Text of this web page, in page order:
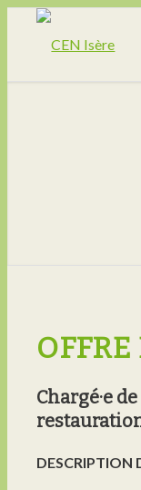
OFFRE
Chargé·e
DESCRIPTION